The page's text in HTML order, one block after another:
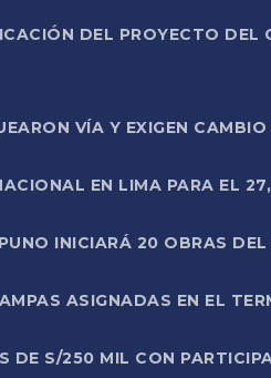
DEL PROYECTO
VÍA Y EXIGEN
EN LIMA PARA EL
INICIARÁ 20 OBRAS
ASIGNADAS EN EL
DE S/250 MIL CON